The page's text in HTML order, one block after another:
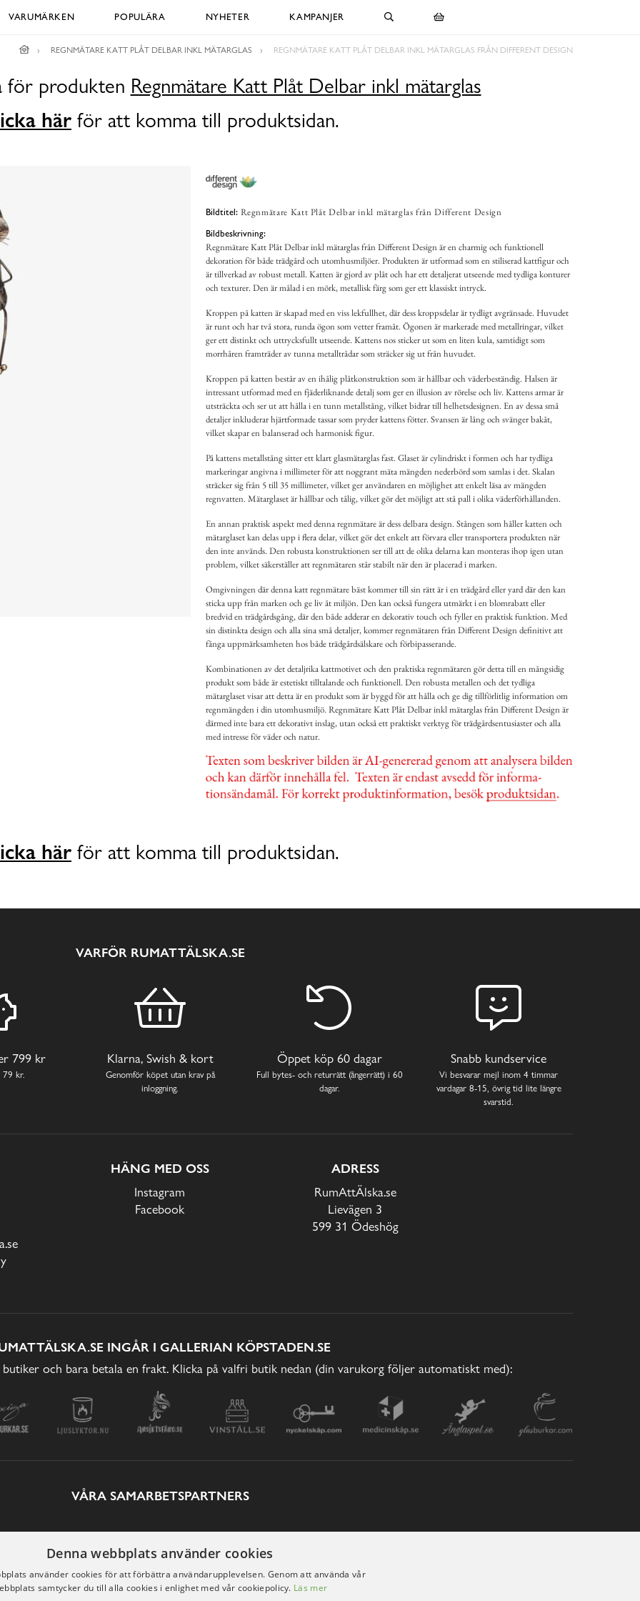
VARUMÄRKEN POPULÄRA NYHETER KAMPANJER
REGNMÄTARE KATT PLÅT DELBAR INKL MÄTARGLAS REGNMÄTARE KATT PLÅT DELBAR INKL MÄTARGLAS FRÅN DIFFERENT DESIGN
för produkten Regnmätare Katt Plåt Delbar inkl mätarglas
här för att komma till produktsidan.
Bildtitel: Regnmätare Katt Plåt Delbar inkl mätarglas från Different Design
Bildbeskrivning:
Regnmätare Katt Plåt Delbar inkl mätarglas från Different Design är en charmig och funktionell
dekoration för både trädgård och utomhusmiljöer. Produkten är utformad som en stiliserad kattfigur och
är tillverkad av robust metall. Katten är gjord av plåt och har ett detaljerat utseende med tydliga konturer
och texturer. Den är målad i en mörk, metallisk färg som ger ett klassiskt intryck.
Kroppen på katten är skapad med en viss lekfullhet, där dess kroppsdelar är tydligt avgränsade. Huvudet
är runt och har två stora, runda ögon som vetter framåt. Ögonen är markerade med metallringar, vilket
ger ett distinkt och uttrycksfullt utseende. Kattens nos sticker ut som en liten kula, samtidigt som
morrhåren framträder av tunna metalltrådar som sträcker sig ut från huvudet.
Kroppen på katten består av en ihålig plåtkonstruktion som är hållbar och väderbeständig. Halsen är
intressant utformad med en fjäderliknande detalj som ger en illusion av rörelse och liv. Kattens armar är
utsträckta och ser ut att hålla i en tunn metallstång, vilket bidrar till helhetsdesignen. En av dessa små
detaljer inkluderar hjärtformade tassar som pryder kattens fötter. Svansen är lång och svänger bakåt,
vilket skapar en balanserad och harmonisk figur.
På kattens metallstång sitter ett klart glasmätarglas fast. Glaset är cylindriskt i formen och har tydliga
markeringar angivna i millimeter för att noggrant mäta mängden nederbörd som samlas i det. Skalan
sträcker sig från 5 till 35 millimeter, vilket ger användaren en möjlighet att enkelt läsa av mängden
regnvatten. Mätarglaset är hållbar och tålig, vilket gör det möjligt att stå pall i olika väderförhållanden.
En annan praktisk aspekt med denna regnmätare är dess delbara design. Stången som håller katten och
mätarglaset kan delas upp i flera delar, vilket gör det enkelt att förvara eller transportera produkten när
den inte används. Den robusta konstruktionen ser till att de olika delarna kan monteras ihop igen utan
problem, vilket säkerställer att regnmätaren står stabilt när den är placerad i marken.
Omgivningen där denna katt regnmätare bäst kommer till sin rätt är i en trädgård eller yard där den kan
sticka upp från marken och ge liv åt miljön. Den kan också fungera utmärkt i en blomrabatt eller
bredvid en trädgårdsgång, där den både adderar en dekorativ touch och fyller en praktisk funktion. Med
sin distinkta design och alla sina små detaljer, kommer regnmätaren från Different Design definitivt att
fånga uppmärksamheten hos både trädgårdsälskare och förbipasserande.
Kombinationen av det detaljrika kattmotivet och den praktiska regnmätaren gör detta till en mångsidig
produkt som både är estetiskt tilltalande och funktionell. Den robusta metallen och det tydliga
mätarglaset visar att detta är en produkt som är byggd för att hålla och ge dig tillförlitlig information om
regnmängden i din utomhusmiljö. Regnmätare Katt Plåt Delbar inkl mätarglas från Different Design är
därmed inte bara ett dekorativt inslag, utan också ett praktiskt verktyg för trädgårdsentusiaster och alla
med intresse för väder och natur.
här för att komma till produktsidan.
VARFÖR RUMATTÄLSKA.SE
799 kr
79 kr.
Klarna, Swish & kort
Genomför köpet utan krav på
inloggning.
Öppet köp 60 dagar
Full bytes- och returrätt (ångerrätt) i 60
dagar.
Snabb kundservice
Vi besvarar mejl inom 4 timmar
vardagar 8-15, övrig tid lite längre
svarstid.
HÄNG MED OSS
Instagram
Facebook
ADRESS
RumAttÄlska.se
Lievägen 3
599 31 Ödeshög
INGÅR I GALLERIAN KÖPSTADEN.SE
och bara betala en frakt. Klicka på valfri butik nedan (din varukorg följer automatiskt med):
VÅRA SAMARBETSPARTNERS
Denna webbplats använder cookies
använder cookies för att förbättra användarupplevelsen. Genom att använda vår
samtycker du till alla cookies i enlighet med vår cookiepolicy. Läs mer